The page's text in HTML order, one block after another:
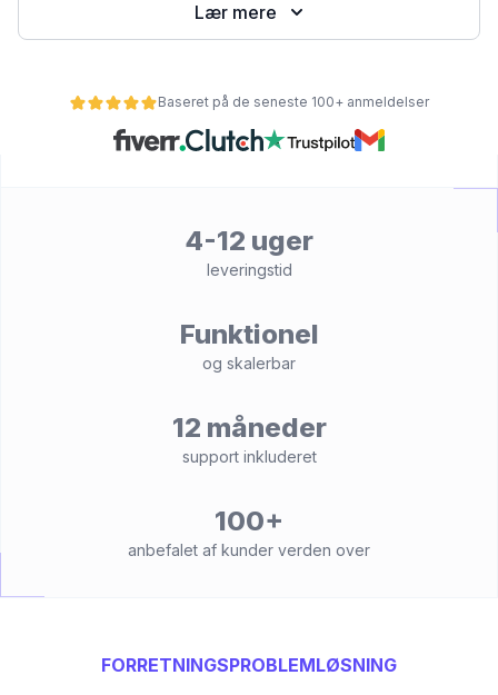
Lær mere
Baseret på de seneste 100+ anmeldelser
4-12 uger
leveringstid
Funktionel
og skalerbar
12 måneder
support inkluderet
100+
anbefalet af kunder verden over
FORRETNINGSPROBLEMLØSNING